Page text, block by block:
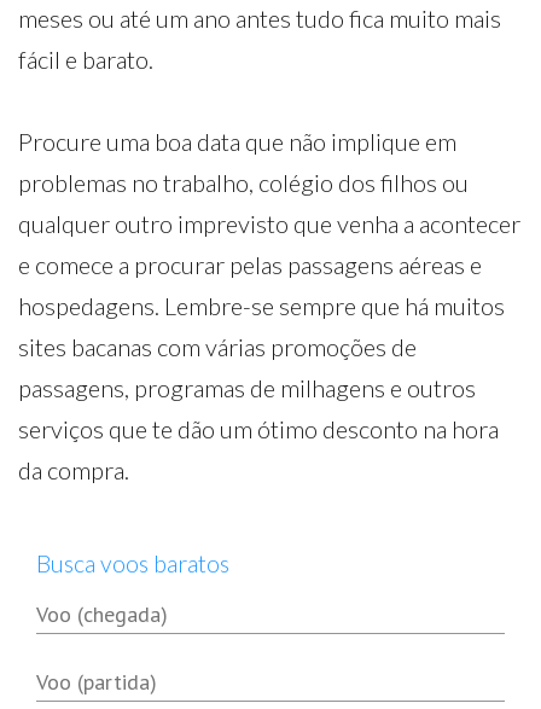
meses ou até um ano antes tudo fica muito mais
fácil e barato.
Procure uma boa data que não implique em
problemas no trabalho, colégio dos filhos ou
qualquer outro imprevisto que venha a acontecer
e comece a procurar pelas passagens aéreas e
hospedagens. Lembre-se sempre que há muitos
sites bacanas com várias promoções de
passagens, programas de milhagens e outros
serviços que te dão um ótimo desconto na hora
da compra.
Busca voos baratos